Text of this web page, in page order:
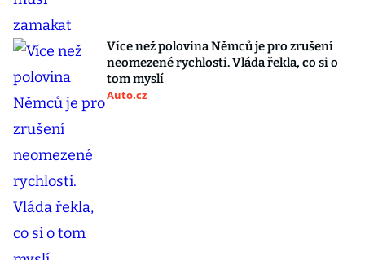
Více než polovina Němců je pro zrušení
neomezené rychlosti. Vláda řekla, co si o
tom myslí
Auto.cz